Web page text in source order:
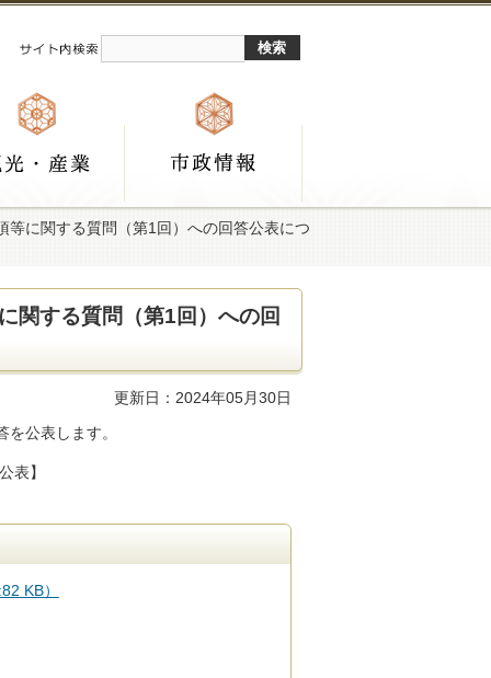
に関する質問（第1回）への回答公表につ
関する質問（第1回）への回
更新日：2024年05月30日
公表します。
表】
KB）